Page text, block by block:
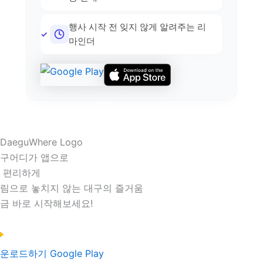
행사 시작 전 잊지 않게 알려주는 리
마인더
어디가 앱으로
편리하게
으로 놓치지 않는 대구의 즐거움
바로 시작해보세요!
로드하기 Google Play